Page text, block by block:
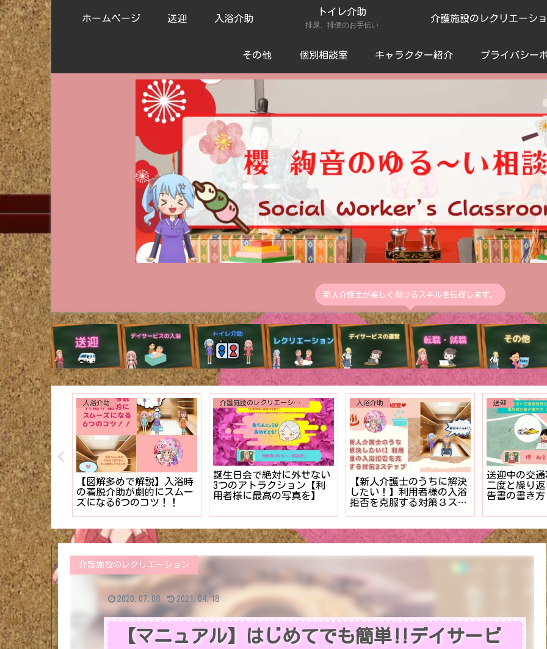
新人介護士が楽しく働けるスキルを伝授します。
ホームページ 送迎 入浴介助
トイレ介助
排尿、排便のお手伝い
介護施設のレクリエーシ
その他 個別相談室 キャラクター紹介 プライバシー
新米編集長
まれる介護
のテクニッ
入浴介助
【図解多めで解説】入浴時
の着脱介助が劇的にスムー
ズになる6つのコツ！！
介護施設のレクリエーション
誕生日会で絶対に外せない
3つのアトラクション【利
用者様に最高の写真を】
入浴介助
【新人介護士のうちに解決
したい！】利用者様の入浴
拒否を克服する対策３ステ
送迎
送迎中の交
二度と繰り
告書の書き
【マニュアル】はじめてでも簡単‼︎デイサービ
介護施設のレクリエーション
2020.07.08 2021.04.18